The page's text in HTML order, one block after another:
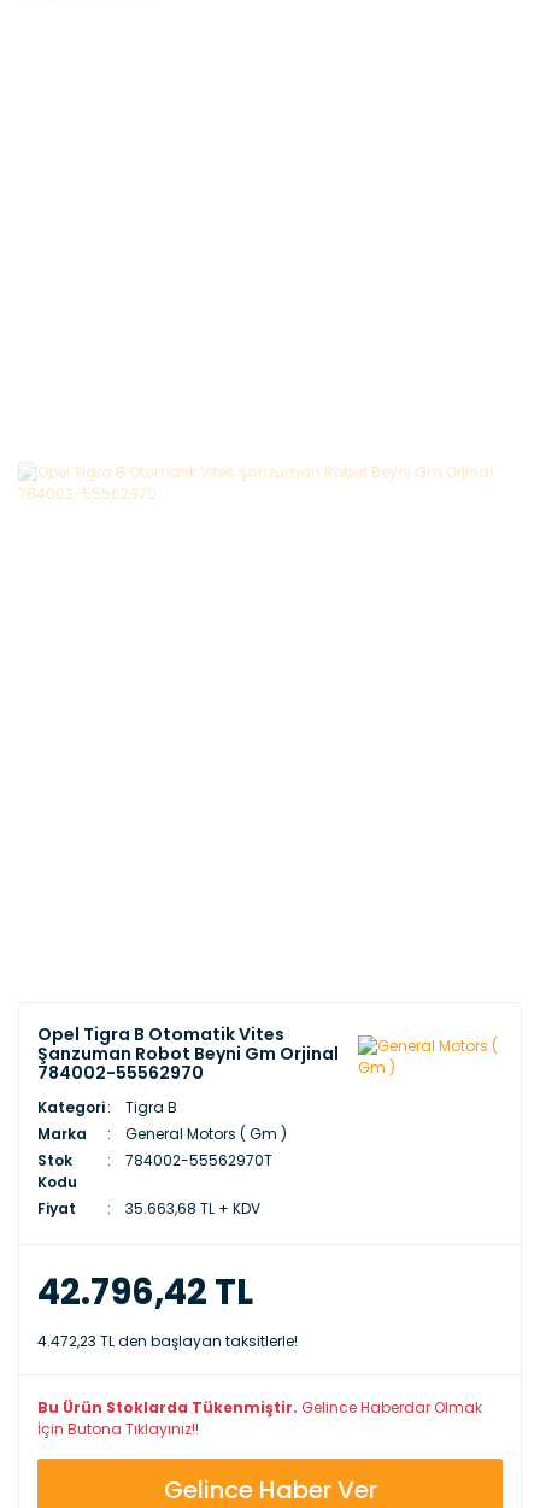
Opel Tigra B Otomatik Vites
Şanzuman Robot Beyni Gm Orjinal
784002-55562970
Kategori
Tigra B
Marka
General Motors ( Gm )
Stok
Kodu
784002-55562970T
Fiyat 35.663,68 TL + KDV
42.796,42 TL
4.472,23 TL den başlayan taksitlerle!
Bu Ürün Stoklarda Tükenmiştir. Gelince Haberdar Olmak
İçin Butona Tıklayınız!!
Gelince Haber Ver